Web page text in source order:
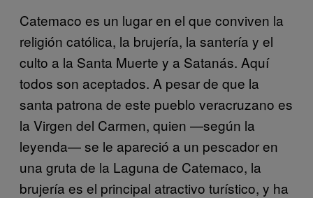
Catemaco es un lugar en el que conviven la
religión católica, la brujería, la santería y el
culto a la Santa Muerte y a Satanás. Aquí
todos son aceptados. A pesar de que la
santa patrona de este pueblo veracruzano es
la Virgen del Carmen, quien —según la
leyenda— se le apareció a un pescador en
una gruta de la Laguna de Catemaco, la
brujería es el principal atractivo turístico, y ha